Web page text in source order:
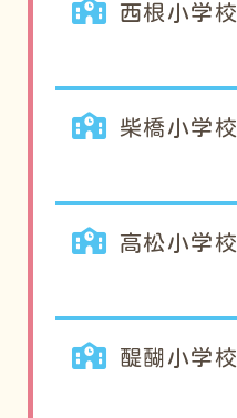
西根小学校
柴橋小学校
高松小学校
醍醐小学校